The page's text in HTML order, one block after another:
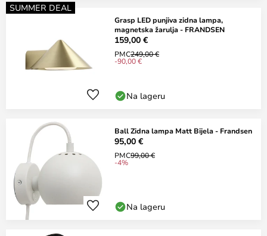
SUMMER DEAL
Grasp LED punjiva zidna lampa,
magnetska žarulja - FRANDSEN
159,00 €
PMC249,00 €
-90,00 €
Na lageru
Ball Zidna lampa Matt Bijela - Frandsen
95,00 €
PMC99,00 €
-4%
Na lageru